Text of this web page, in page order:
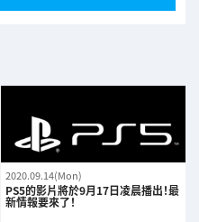
2020.09.14(Mon)
PS5的影片將於9月17日凌晨播出！最
新情報要來了！